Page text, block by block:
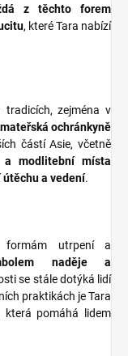
z těchto forem
, které Tara nabízí
zejména v
ochránkyně
částí Asie, včetně
a modlitební místa
útěchu a vedení.
utrpení a
naděje a
se stále dotýká lidí
praktikách je Tara
která pomáhá lidem